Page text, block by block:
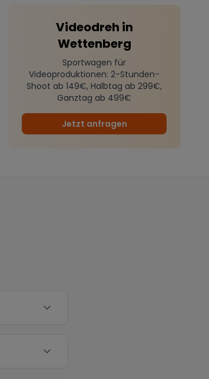
Videodreh in
Wettenberg
Sportwagen für
Videoproduktionen: 2-Stunden-
Shoot ab 149€, Halbtag ab 299€,
Ganztag ab 499€
Jetzt anfragen